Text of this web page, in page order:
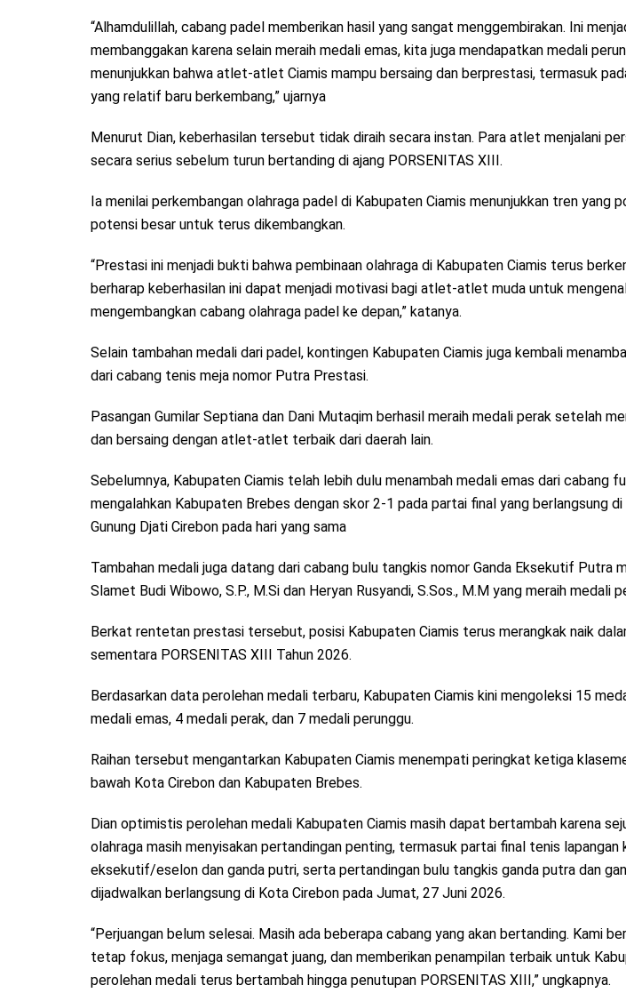
“Alhamdulillah, cabang padel memberikan hasil yang sangat menggembirakan. Ini
membanggakan karena selain meraih medali emas, kita juga mendapatkan medali
menunjukkan bahwa atlet-atlet Ciamis mampu bersaing dan berprestasi, termasuk
yang relatif baru berkembang,” ujarnya
Menurut Dian, keberhasilan tersebut tidak diraih secara instan. Para atlet menjalani
secara serius sebelum turun bertanding di ajang PORSENITAS XIII.
Ia menilai perkembangan olahraga padel di Kabupaten Ciamis menunjukkan tren yang
potensi besar untuk terus dikembangkan.
“Prestasi ini menjadi bukti bahwa pembinaan olahraga di Kabupaten Ciamis terus
berharap keberhasilan ini dapat menjadi motivasi bagi atlet-atlet muda untuk
mengembangkan cabang olahraga padel ke depan,” katanya.
Selain tambahan medali dari padel, kontingen Kabupaten Ciamis juga kembali
dari cabang tenis meja nomor Putra Prestasi.
Pasangan Gumilar Septiana dan Dani Mutaqim berhasil meraih medali perak setelah
dan bersaing dengan atlet-atlet terbaik dari daerah lain.
Sebelumnya, Kabupaten Ciamis telah lebih dulu menambah medali emas dari cabang
mengalahkan Kabupaten Brebes dengan skor 2-1 pada partai final yang berlangsung di
Gunung Djati Cirebon pada hari yang sama
Tambahan medali juga datang dari cabang bulu tangkis nomor Ganda Eksekutif Putra
Slamet Budi Wibowo, S.P., M.Si dan Heryan Rusyandi, S.Sos., M.M yang meraih medali
Berkat rentetan prestasi tersebut, posisi Kabupaten Ciamis terus merangkak naik
sementara PORSENITAS XIII Tahun 2026.
Berdasarkan data perolehan medali terbaru, Kabupaten Ciamis kini mengoleksi 15
medali emas, 4 medali perak, dan 7 medali perunggu.
Raihan tersebut mengantarkan Kabupaten Ciamis menempati peringkat ketiga
bawah Kota Cirebon dan Kabupaten Brebes.
Dian optimistis perolehan medali Kabupaten Ciamis masih dapat bertambah karena
olahraga masih menyisakan pertandingan penting, termasuk partai final tenis lapangan
eksekutif/eselon dan ganda putri, serta pertandingan bulu tangkis ganda putra dan
dijadwalkan berlangsung di Kota Cirebon pada Jumat, 27 Juni 2026.
“Perjuangan belum selesai. Masih ada beberapa cabang yang akan bertanding. Kami
tetap fokus, menjaga semangat juang, dan memberikan penampilan terbaik untuk
perolehan medali terus bertambah hingga penutupan PORSENITAS XIII,” ungkapnya.